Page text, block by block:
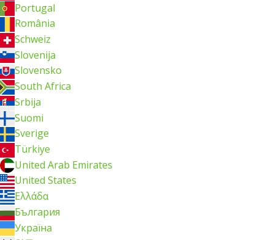
Portugal
România
Schweiz
Slovenija
Slovensko
South Africa
Srbija
Suomi
Sverige
Türkiye
United Arab Emirates
United States
Ελλάδα
България
Україна